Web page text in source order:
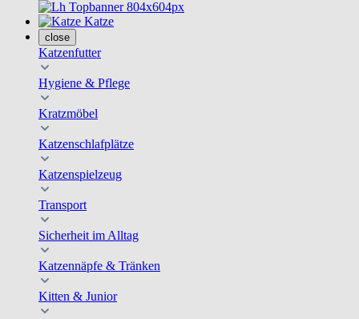
Katze
close
Katzenfutter
Hygiene & Pflege
Kratzmöbel
Katzenschlafplätze
Katzenspielzeug
Transport
Sicherheit im Alltag
Katzennäpfe & Tränken
Kitten & Junior